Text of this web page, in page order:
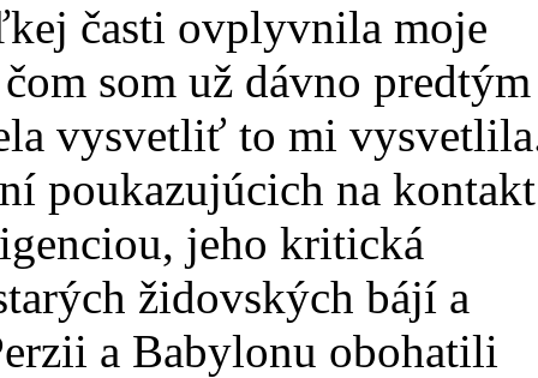
časti ovplyvnila moje
som už dávno predtým
vysvetliť to mi
poukazujúcich na kontakt
jeho kritická
židovských bájí a
a Babylonu obohatili